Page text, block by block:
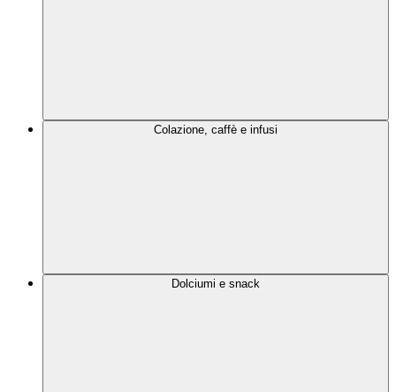
Colazione, caffè e infusi
Dolciumi e snack